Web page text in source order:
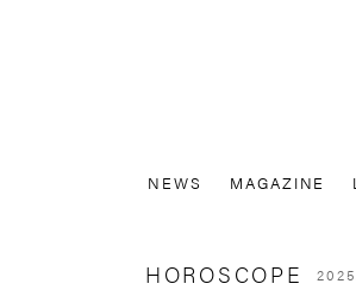
NEWS MAGAZINE
HOROSCOPE